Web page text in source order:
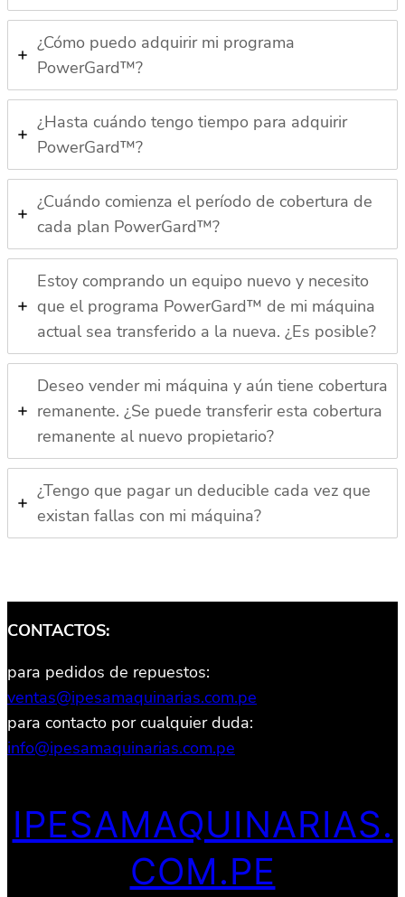
¿Cómo puedo adquirir mi programa
PowerGard™?
¿Hasta cuándo tengo tiempo para adquirir
PowerGard™?
¿Cuándo comienza el período de cobertura de
cada plan PowerGard™?
Estoy comprando un equipo nuevo y necesito
que el programa PowerGard™ de mi máquina
actual sea transferido a la nueva. ¿Es posible?
Deseo vender mi máquina y aún tiene cobertura
remanente. ¿Se puede transferir esta cobertura
remanente al nuevo propietario?
¿Tengo que pagar un deducible cada vez que
existan fallas con mi máquina?
CONTACTOS:
para pedidos de repuestos:
ventas@ipesamaquinarias.com.pe
para contacto por cualquier duda:
info@ipesamaquinarias.com.pe
IPESAMAQUINARIAS.
COM.PE